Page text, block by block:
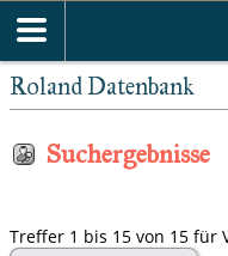
Roland Datenbank
Suchergebnisse
Treffer 1 bis 15 von 15 für